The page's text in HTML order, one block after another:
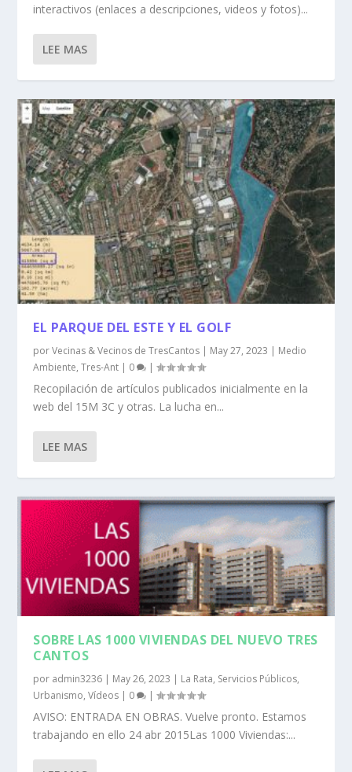
interactivos (enlaces a descripciones, videos y fotos)...
LEE MAS
EL PARQUE DEL ESTE Y EL GOLF
porVecinas & Vecinos de TresCantos | May 27, 2023 | Medio
Ambiente,Tres-Ant | 0 |
Recopilación de artículos publicados inicialmente en la
web del 15M 3C y otras. La lucha en...
LEE MAS
SOBRE LAS 1000 VIVIENDAS DEL NUEVO TRES
CANTOS
por admin3236 | May 26, 2023 | La Rata, Servicios Públicos,
Urbanismo,Vídeos | 0 |
AVISO: ENTRADA EN OBRAS. Vuelve pronto. Estamos
trabajando en ello 24 abr 2015Las 1000 Viviendas:...